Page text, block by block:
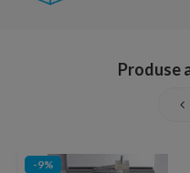
Produse
-9%